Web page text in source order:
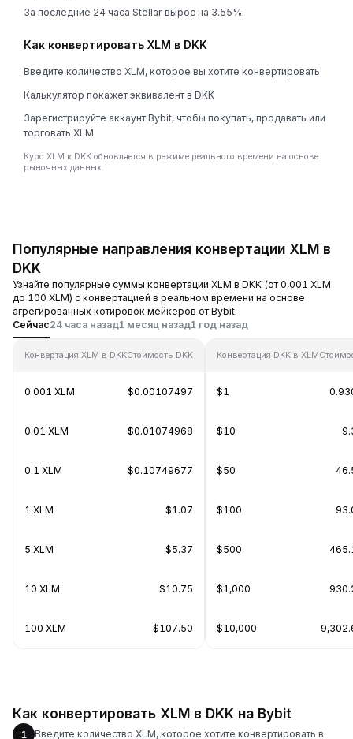
За последние 24 часа Stellar вырос на 3.55%.
Как конвертировать XLM в DKK
Введите количество XLM, которое вы хотите конвертировать
Калькулятор покажет эквивалент в DKK
Зарегистрируйте аккаунт Bybit, чтобы покупать, продавать или
торговать XLM
Курс XLM к DKK обновляется в режиме реального времени на основе
рыночных данных.
Популярные направления конвертации XLM в
DKK
Узнайте популярные суммы конвертации XLM в DKK (от 0,001 XLM
до 100 XLM) с конвертацией в реальном времени на основе
агрегированных котировок мейкеров от Bybit.
Сейчас24 часа назад1 месяц назад1 год назад
Конвертация XLM в DKKСтоимость DKK
0.001 XLM $0.00107497
0.01 XLM $0.01074968
0.1 XLM $0.10749677
1 XLM $1.07
5 XLM $5.37
10 XLM $10.75
100 XLM $107.50
Конвертация DKK в XLM
$1
$10
$50
$100
$500
$1,000
$10,000
Как конвертировать XLM в DKK на Bybit
1 Введите количество XLM, которое хотите конвертировать в